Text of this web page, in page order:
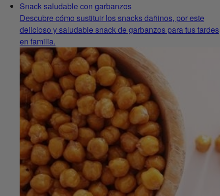
Snack saludable con garbanzos
Descubre cómo sustituir los snacks dañinos, por este
delicioso y saludable snack de garbanzos para tus tardes
en familia.